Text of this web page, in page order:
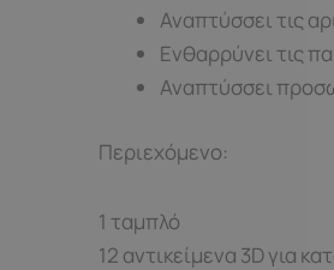
Αναπτύσσει τις
Ενθαρρύνει τις
Αναπτύσσει
Περιεχόμενο:
1 ταμπλό
12 αντικείμενα 3D για